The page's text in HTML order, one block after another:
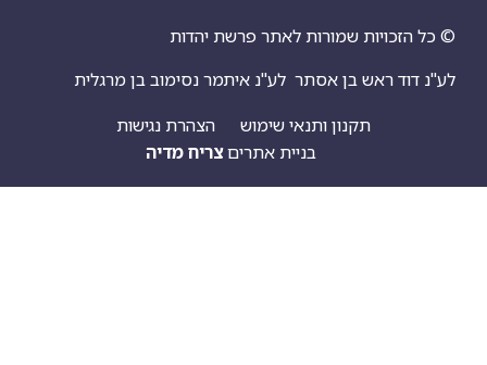
© כל הזכויות שמורות לאתר פרשת יהדות
לע"נ דוד ראש בן אסתר לע"נ איתמר נסימוב בן מרגלית
תקנון ותנאי שימוש
הצהרת נגישות
בניית אתריםצריח מדיה